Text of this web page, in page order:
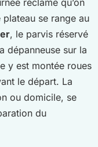
se range au
, le parvis réservé
dépanneuse sur la
y est montée roues
le départ. La
ou domicile, se
du